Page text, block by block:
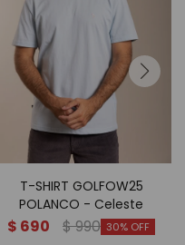
T-SHIRT GOLFOW25
POLANCO - Celeste
$ 690 $990 30